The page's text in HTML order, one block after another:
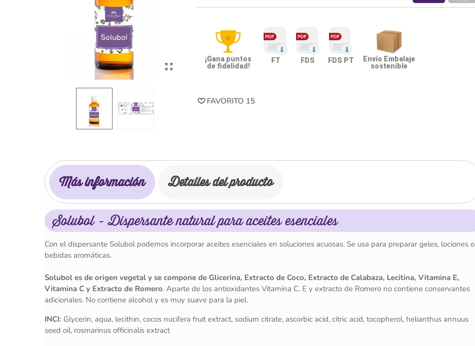
¡Gana puntos
de fidelidad!
FT FDS FDS PT
Envío Embalaje
sostenible
FAVORITO 15
Más información Detalles del producto
Solubol - Dispersante natural para aceites esenciales
Con el dispersante Solubol podemos incorporar aceites esenciales en soluciones acuosas. Se usa para preparar geles, lociones o
bebidas aromáticas.
Solubol es de origen vegetal y se compone de Glicerina, Extracto de Coco, Extracto de Calabaza, Lecitina, Vitamina E,
Vitamina C y Extracto de Romero. Aparte de los antioxidantes Vitamina C, E y extracto de Romero no contiene conservantes
adicionales. No contiene alcohol y es muy suave para la piel.
INCI: Glycerin, aqua, lecithin, cocos nucifera fruit extract, sodium citrate, ascorbic acid, citric acid, tocopherol, helianthus annuus
seed oil, rosmarinus officinalis extract